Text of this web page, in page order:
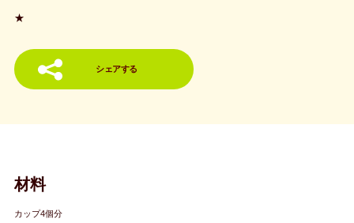
★
シェアする
材料
カップ4個分